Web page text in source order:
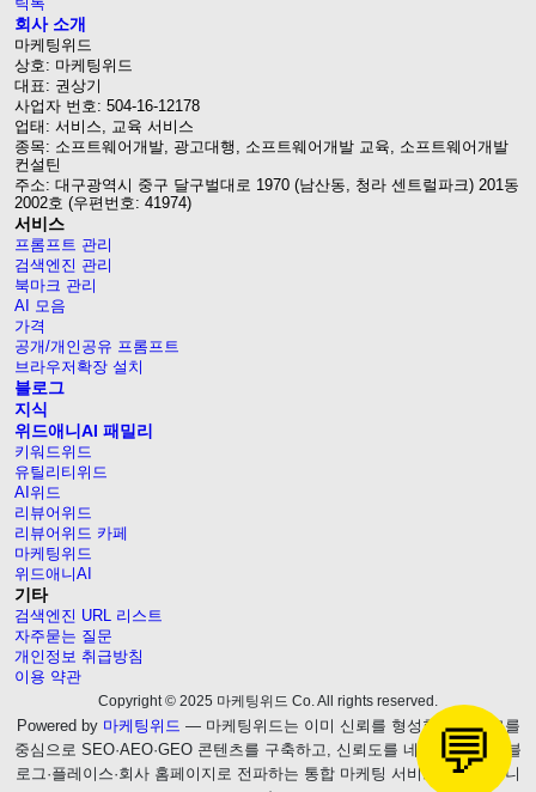
💬
회사 소개
마케팅위드
상호: 마케팅위드
대표: 권상기
사업자 번호: 504-16-12178
업태: 서비스, 교육 서비스
종목: 소프트웨어개발, 광고대행, 소프트웨어개발 교육, 소프트웨어개발
컨설틴
주소: 대구광역시 중구 달구벌대로 1970 (남산동, 청라 센트럴파크) 201동
2002호 (우편번호: 41974)
서비스
프롬프트 관리
검색엔진 관리
북마크 관리
AI 모음
가격
공개/개인공유 프롬프트
브라우저확장 설치
블로그
지식
위드애니AI 패밀리
키워드위드
유틸리티위드
AI위드
리뷰어위드
리뷰어위드 카페
마케팅위드
위드애니AI
기타
검색엔진 URL 리스트
자주묻는 질문
개인정보 취급방침
이용 약관
Copyright © 2025 마케팅위드 Co. All rights reserved.
Powered by 마케팅위드 — 마케팅위드는 이미 신뢰를 형성한 웹블로그를
중심으로 SEO·AEO·GEO 콘텐츠를 구축하고, 신뢰도를 네이버 브랜드 블
로그·플레이스·회사 홈페이지로 전파하는 통합 마케팅 서비스를 제공합니